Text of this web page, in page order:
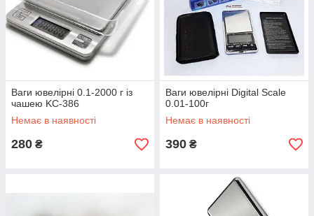
Ваги ювелірні 0.1-2000 г із
чашею KC-386
Немає в наявності
280 ₴
Ваги ювелірні Digital Scale
0.01-100г
Немає в наявності
390 ₴